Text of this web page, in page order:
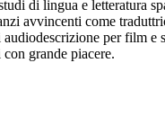
di lingua e letteratura
avvincenti come
per film e
grande piacere.